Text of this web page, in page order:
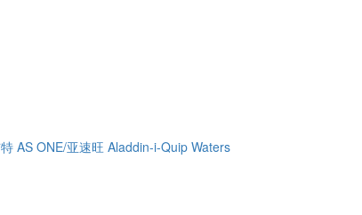
AS ONE/亚速旺 Aladdin-i-Quip Waters